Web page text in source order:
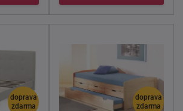
doprava
zdarma
doprava
zdarma